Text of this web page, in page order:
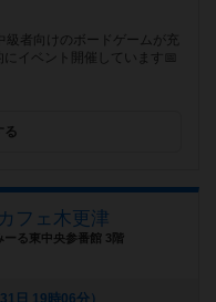
者向けのボードゲームが充
イベント開催しています📅
る
フェ木更津
る東中央参番館 3階
日 19時06分）